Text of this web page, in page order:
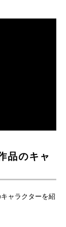
品のキャ
ャラクターを紹